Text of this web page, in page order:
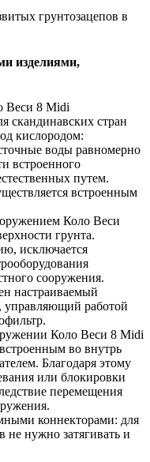
грунтозацепов в
изделиями,
Веси 8 Midi
скандинавских стран
кислородом:
воды равномерно
встроенного
путем.
встроенным
Коло Веси
грунта.
исключается
сооружения.
настраиваемый
управляющий работой
Коло Веси 8 Midi
во внутрь
Благодаря этому
или блокировки
перемещения
коннекторами: для
не нужно затягивать и